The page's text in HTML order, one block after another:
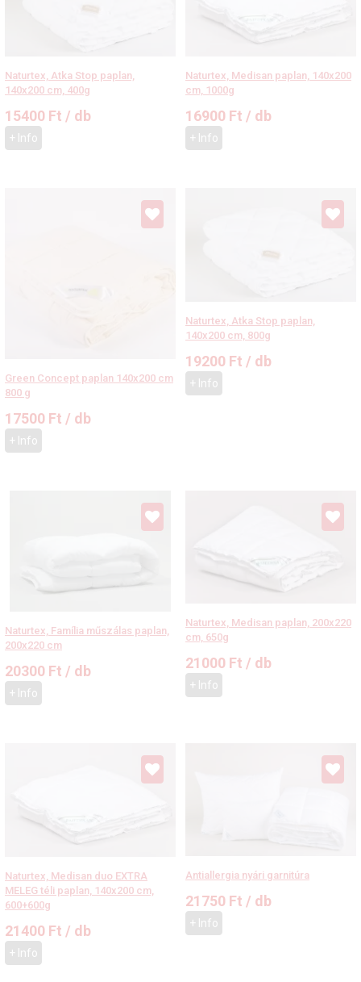
Naturtex, Atka Stop paplan,
140x200 cm, 400g
15400 Ft / db
+ Info
Naturtex, Medisan paplan, 140x200
cm, 1000g
16900 Ft / db
+ Info
Green Concept paplan 140x200 cm
800 g
17500 Ft / db
+ Info
Naturtex, Atka Stop paplan,
140x200 cm, 800g
19200 Ft / db
+ Info
Naturtex, Família műszálas paplan,
200x220 cm
20300 Ft / db
+ Info
Naturtex, Medisan paplan, 200x220
cm, 650g
21000 Ft / db
+ Info
Naturtex, Medisan duo EXTRA
MELEG téli paplan, 140x200 cm,
600+600g
21400 Ft / db
+ Info
Antiallergia nyári garnitúra
21750 Ft / db
+ Info